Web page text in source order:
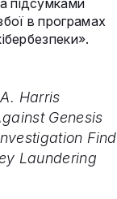
підсумками
в програмах
Harris
Genesis
Laundering